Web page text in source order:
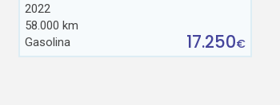
2022
58.000 km
Gasolina
17.250€